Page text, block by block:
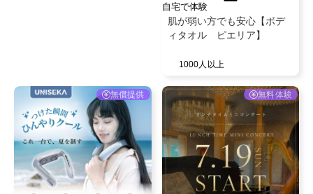
自宅で体験
肌が弱い方でも安心【ボデ
ィタオル ピエリア】
1000人以上
無償提供 無料体験